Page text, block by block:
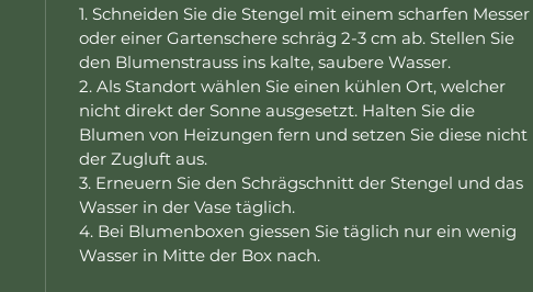
1. Schneiden Sie die Stengel mit einem scharfen Messer
oder einer Gartenschere schräg 2-3 cm ab. Stellen Sie
den Blumenstrauss ins kalte, saubere Wasser.
2. Als Standort wählen Sie einen kühlen Ort, welcher
nicht direkt der Sonne ausgesetzt. Halten Sie die
Blumen von Heizungen fern und setzen Sie diese nicht
der Zugluft aus.
3. Erneuern Sie den Schrägschnitt der Stengel und das
Wasser in der Vase täglich.
4. Bei Blumenboxen giessen Sie täglich nur ein wenig
Wasser in Mitte der Box nach.